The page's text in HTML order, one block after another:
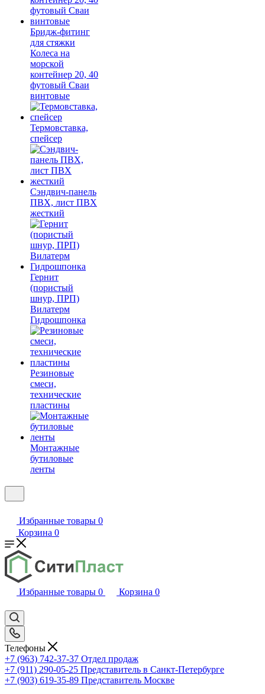
Бридж-фитинг
для стяжки
Колеса на
морской
контейнер 20, 40
футовый Сваи
винтовые
Термовставка,
спейсер
Сэндвич-панель
ПВХ, лист ПВХ
жесткий
Гернит
(пористый
шнур, ПРП)
Вилатерм
Гидрошпонка
Резиновые
смеси,
технические
пластины
Монтажные
бутиловые
ленты
Избранные товары 0
Корзина 0
Избранные товары 0 Корзина 0
Телефоны
+7 (963) 742-37-37 Отдел продаж
+7 (911) 290-05-25 Представитель в Санкт-Петербурге
+7 (903) 619-35-89 Представитель Москве